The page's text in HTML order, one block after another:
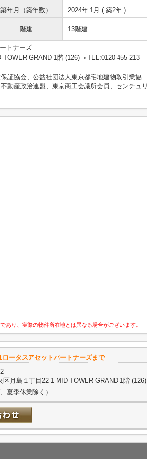
築年月（築年数） 2024年 1月 ( 築2年 )
階建 13階建
トナーズ
TOWER GRAND 1階 (126)
TEL:0120-455-213
証協会、公益社団法人東京都宅地建物取引業協
動産政治連盟、東京商工会議所会員、センチュリ
り、実際の物件所在地とは異なる場合がございます。
ロータスアセットパートナーズまで
区月島１丁目22-1 MID TOWER GRAND 1階 (126)
夏季休業除く）